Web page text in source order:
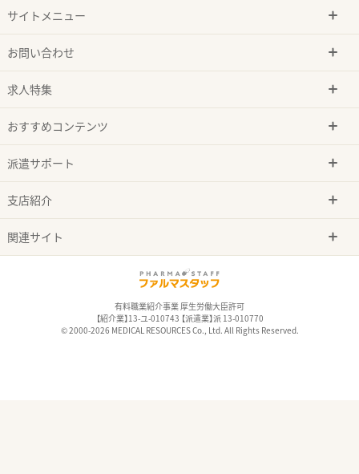
サイトメニュー
お問い合わせ
求人特集
おすすめコンテンツ
派遣サポート
支店紹介
関連サイト
有料職業紹介事業 厚生労働大臣許可
【紹介業】13-ユ-010743 【派遣業】派 13-010770
© 2000-2026 MEDICAL RESOURCES Co., Ltd. All Rights Reserved.